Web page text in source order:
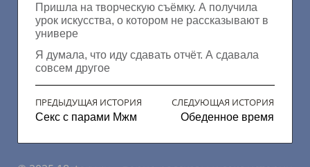
Пришла на творческую съёмку. А получила
урок искусства, о котором не рассказывают в
универе
Я думала, что иду сдавать отчёт. А сдавала
совсем другое
ПРЕДЫДУЩАЯ ИСТОРИЯ
Секс с парами Мжм
СЛЕДУЮЩАЯ ИСТОРИЯ
Обеденное время